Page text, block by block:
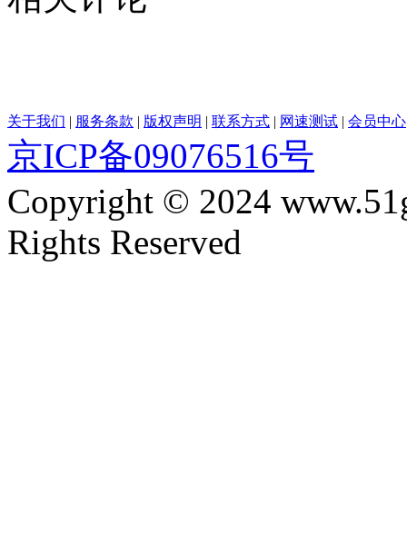
关于我们 | 服务条款 | 版权声明 | 联系方式 | 网速测试 | 会员中心
京ICP备09076516号
Copyright © 2024
Rights Reserved